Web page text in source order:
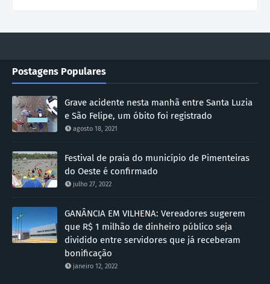
Postagens Populares
Grave acidente nesta manhã entre Santa Luzia
e São Felipe, um óbito foi registrado
agosto 18, 2021
Festival de praia do município de Pimenteiras
do Oeste é confirmado
julho 27, 2022
GANÂNCIA EM VILHENA: Vereadores sugerem
que R$ 1 milhão de dinheiro público seja
dividido entre servidores que já receberam
bonificação
janeiro 12, 2022